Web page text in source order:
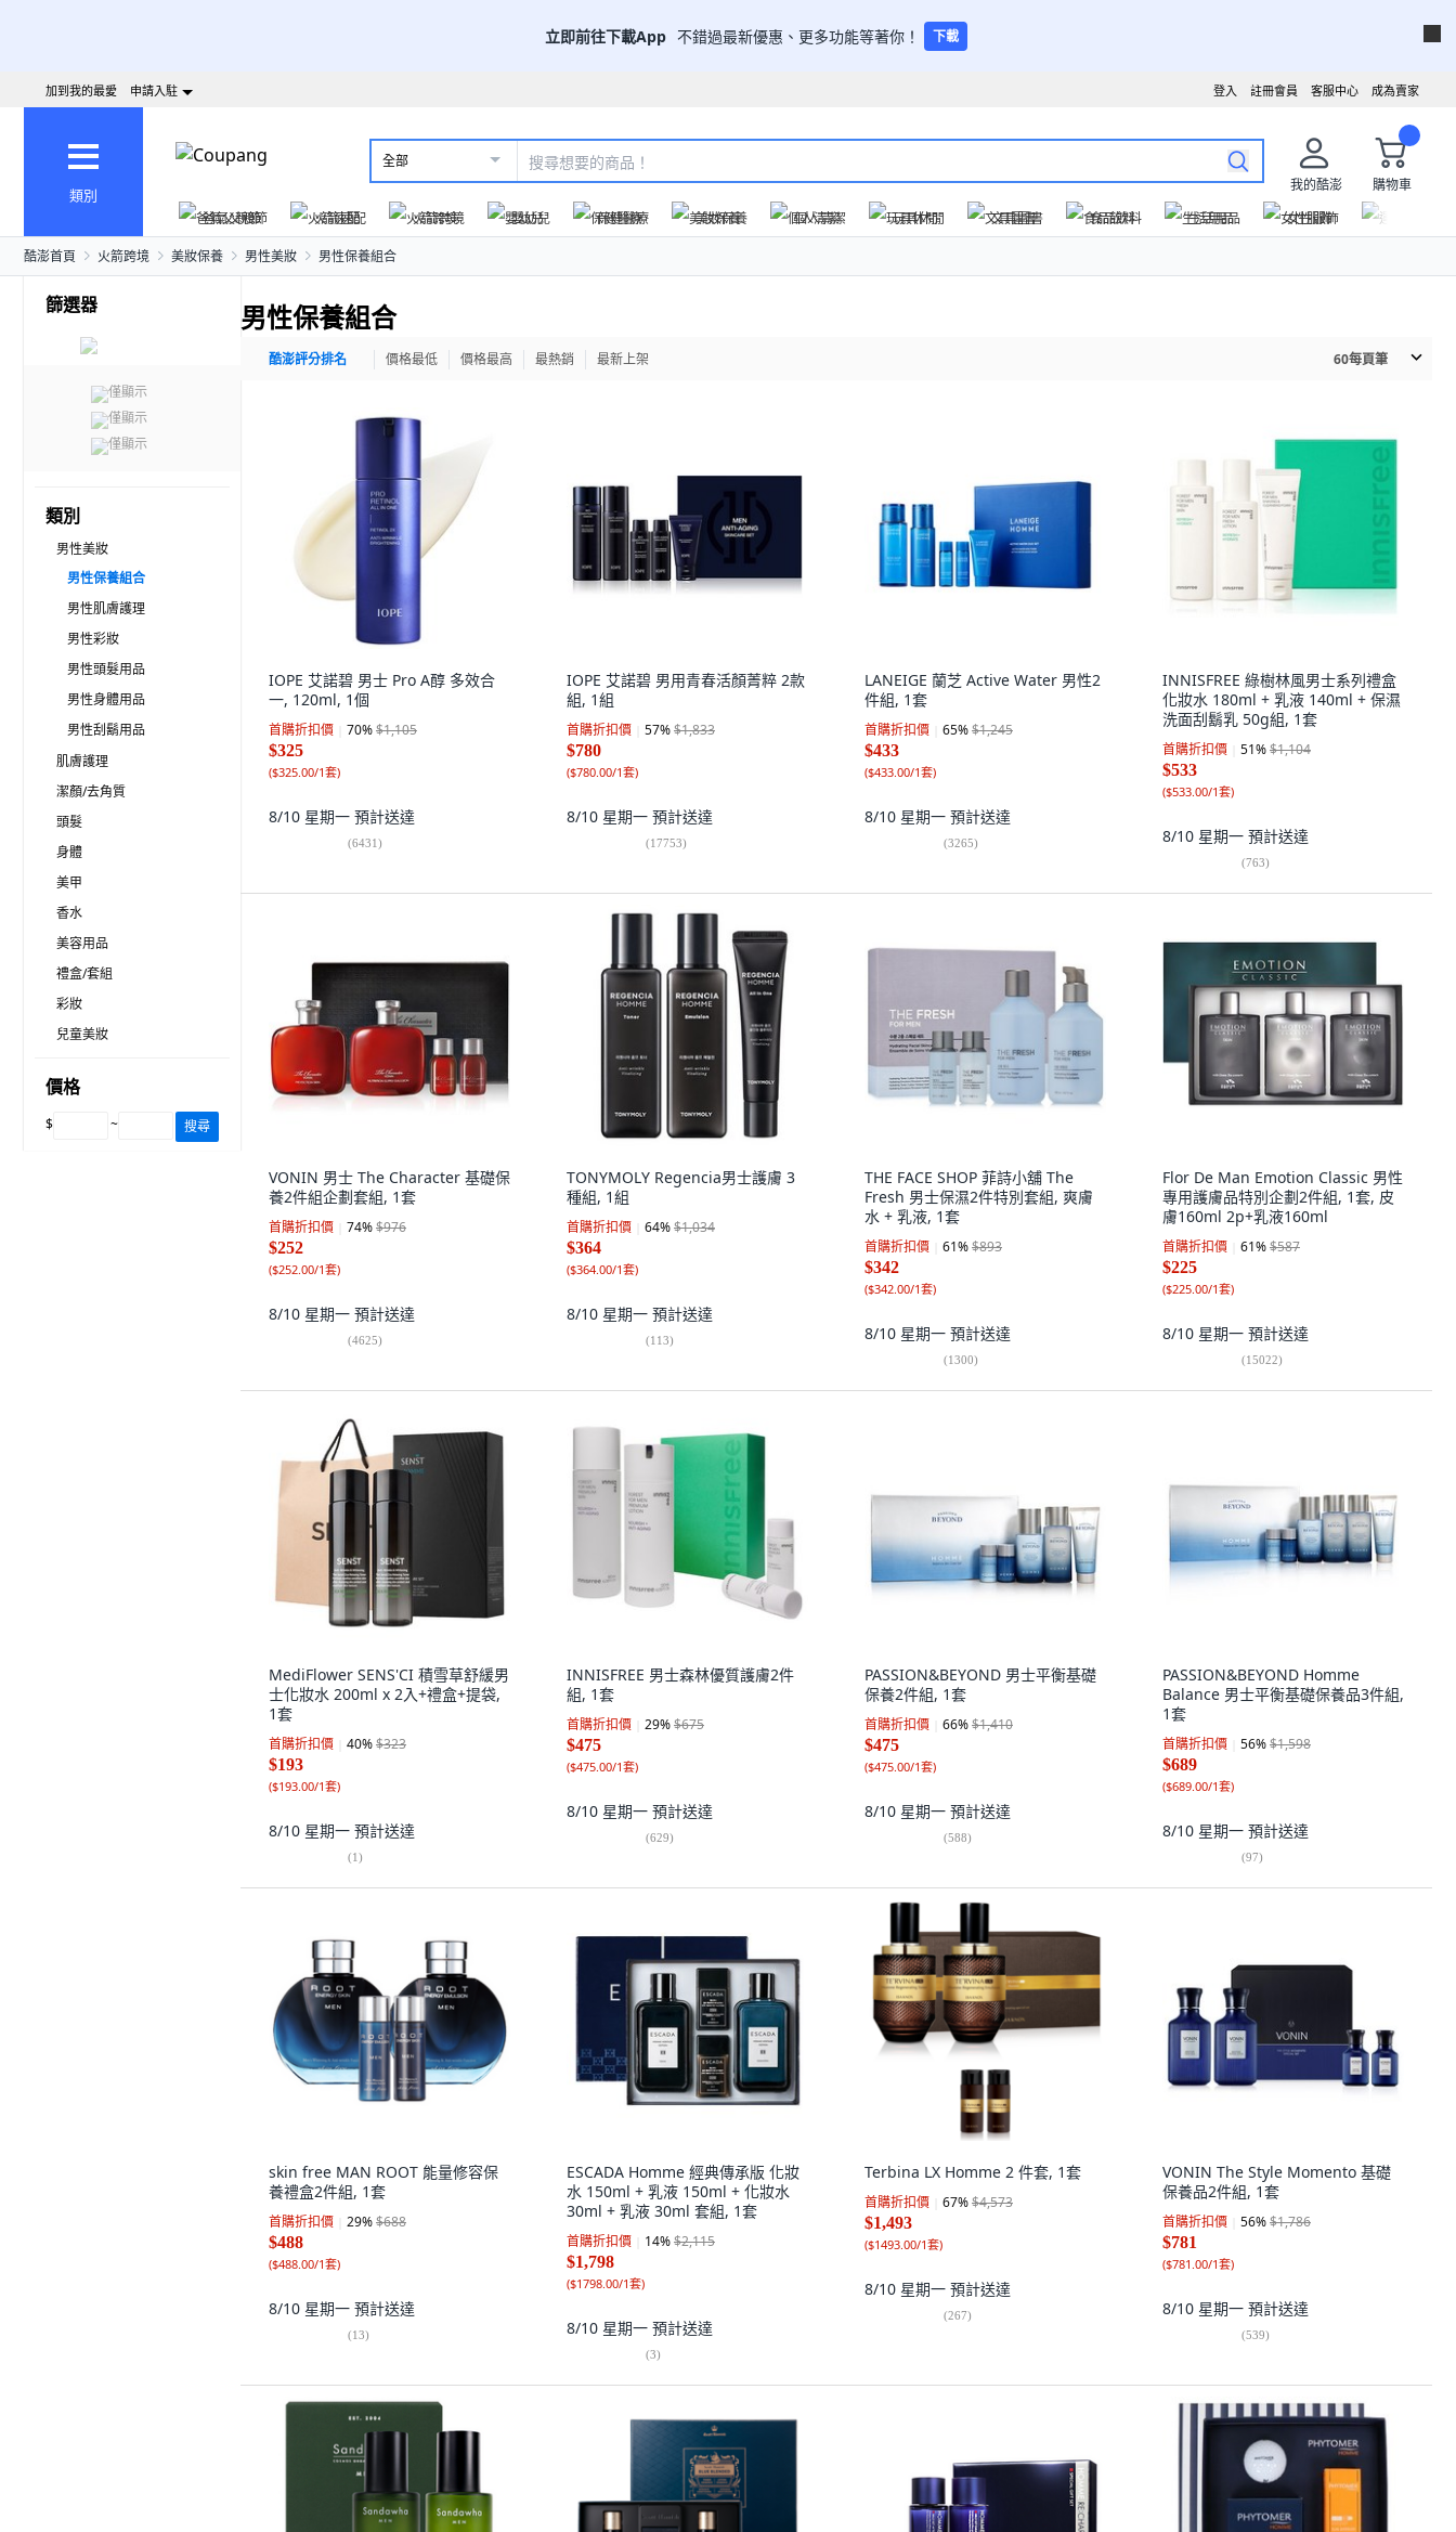
立即前往下載App 不錯過最新優惠、更多功能等著你！ 下載
成為賣家
客服中心
註冊會員
登入
加到我的最愛 申請入駐
類別
全部
我的酷澎
購物車
爸氣父親節
火箭速配 火箭跨境 嬰幼兒 保健醫療 美妝保養 個人清潔 玩具休閒 文具圖書 食品飲料 生活用品 女性服飾
酷澎首頁 火箭跨境 美妝保養 男性美妝 男性保養組合
篩選器
僅顯示
僅顯示
僅顯示
類別
男性美妝
男性保養組合
男性肌膚護理
男性彩妝
男性頭髮用品
男性身體用品
男性刮鬍用品
肌膚護理
潔顏/去角質
頭髮
身體
美甲
香水
美容用品
禮盒/套組
彩妝
兒童美妝
價格
$ ~ 搜尋
男性保養組合
酷澎評分排名 價格最低 價格最高 最熱銷 最新上架 60每頁筆
IOPE 艾諾碧 男士 Pro A醇 多效合
一, 120ml, 1個
首購折扣價 70%$1,105
$325
($325.00/1套)
8/10 星期一 預計送達
(6431)
IOPE 艾諾碧 男用青春活顏菁粹 2款
組, 1組
首購折扣價 57%$1,833
$780
($780.00/1套)
8/10 星期一 預計送達
(17753)
LANEIGE 蘭芝 Active Water 男性2
件組, 1套
首購折扣價 65%$1,245
$433
($433.00/1套)
8/10 星期一 預計送達
(3265)
INNISFREE 綠樹林風男士系列禮盒
化妝水 180ml + 乳液 140ml + 保濕
洗面刮鬍乳 50g組, 1套
首購折扣價 51%$1,104
$533
($533.00/1套)
8/10 星期一 預計送達
(763)
VONIN 男士 The Character 基礎保
養2件組企劃套組, 1套
首購折扣價 74%$976
$252
($252.00/1套)
8/10 星期一 預計送達
(4625)
TONYMOLY Regencia男士護膚 3
種組, 1組
首購折扣價 64%$1,034
$364
($364.00/1套)
8/10 星期一 預計送達
(113)
THE FACE SHOP 菲詩小舖 The
Fresh 男士保濕2件特別套組, 爽膚
水 + 乳液, 1套
首購折扣價 61%$893
$342
($342.00/1套)
8/10 星期一 預計送達
(1300)
Flor De Man Emotion Classic 男性
專用護膚品特別企劃2件組, 1套, 皮
膚160ml 2p+乳液160ml
首購折扣價 61%$587
$225
($225.00/1套)
8/10 星期一 預計送達
(15022)
MediFlower SENS'CI 積雪草舒緩男
士化妝水 200ml x 2入+禮盒+提袋,
1套
首購折扣價 40%$323
$193
($193.00/1套)
8/10 星期一 預計送達
(1)
INNISFREE 男士森林優質護膚2件
組, 1套
首購折扣價 29%$675
$475
($475.00/1套)
8/10 星期一 預計送達
(629)
PASSION&BEYOND 男士平衡基礎
保養2件組, 1套
首購折扣價 66%$1,410
$475
($475.00/1套)
8/10 星期一 預計送達
(588)
PASSION&BEYOND Homme
Balance 男士平衡基礎保養品3件組,
1套
首購折扣價 56%$1,598
$689
($689.00/1套)
8/10 星期一 預計送達
(97)
skin free MAN ROOT 能量修容保
養禮盒2件組, 1套
首購折扣價 29%$688
$488
($488.00/1套)
8/10 星期一 預計送達
(13)
ESCADA Homme 經典傳承版 化妝
水 150ml + 乳液 150ml + 化妝水
30ml + 乳液 30ml 套組, 1套
首購折扣價 14%$2,115
$1,798
($1798.00/1套)
8/10 星期一 預計送達
(3)
Terbina LX Homme 2 件套, 1套
首購折扣價 67%$4,573
$1,493
($1493.00/1套)
8/10 星期一 預計送達
(267)
VONIN The Style Momento 基礎
保養品2件組, 1套
首購折扣價 56%$1,786
$781
($781.00/1套)
8/10 星期一 預計送達
(539)